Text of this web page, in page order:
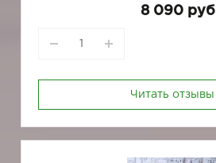
8 090 руб
Читать отзывы